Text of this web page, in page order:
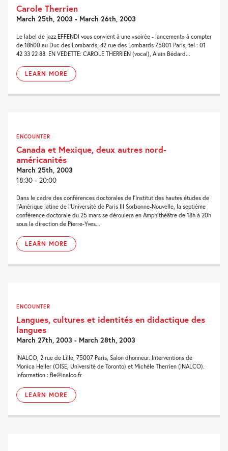
Carole Therrien
March 25th, 2003 - March 26th, 2003
Le label de jazz EFFENDI vous convient à une «soirée - lancement» à compter
de 18h00 au Duc des Lombards, 42 rue des Lombards 75001 Paris, tel : 01
42 33 22 88. EN VEDETTE: CAROLE THERRIEN (vocal), Alain Bédard...
LEARN MORE
ENCOUNTER
Canada et Mexique, deux autres nord-
américanités
March 25th, 2003
18:30 - 20:00
Dans le cadre des conférences doctorales de l'Institut des hautes études de
l'Amérique latine de l'Université de Paris III Sorbonne-Nouvelle, la septième
conférence doctorale du 25 mars se déroulera en Amphithéâtre de 18h à 20h
sous la direction de Pierre-Yves...
LEARN MORE
ENCOUNTER
Langues, cultures et identités en didactique des
langues
March 27th, 2003 - March 28th, 2003
INALCO, 2 rue de Lille, 75007 Paris, Salon dhonneur. Interventions de
Monica Heller (OISE, Université de Toronto) et Michèle Therrien (INALCO).
Information : fle@inalco.fr
LEARN MORE